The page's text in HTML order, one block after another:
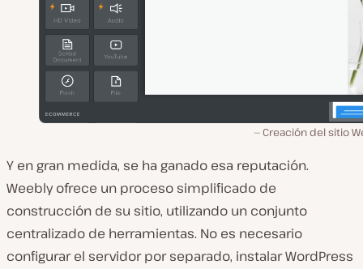
Creación del sitio
Y en gran medida, se ha ganado esa reputación.
Weebly ofrece un proceso simplificado de
construcción de su sitio, utilizando un conjunto
centralizado de herramientas. No es necesario
configurar el servidor por separado, instalar WordPress